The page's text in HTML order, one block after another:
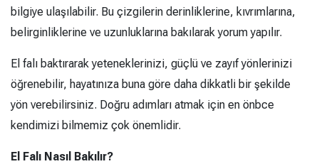
bilgiye ulaşılabilir. Bu çizgilerin derinliklerine, kıvrımlarına,
belirginliklerine ve uzunluklarına bakılarak yorum yapılır.
El falı baktırarak yeteneklerinizi, güçlü ve zayıf yönlerinizi
öğrenebilir, hayatınıza buna göre daha dikkatli bir şekilde
yön verebilirsiniz. Doğru adımları atmak için en önbce
kendimizi bilmemiz çok önemlidir.
El Falı Nasıl Bakılır?